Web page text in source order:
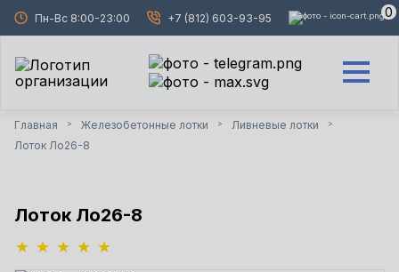
Пн-Вс 8:00-23:00 +7 (812) 603-93-95 0
Главная > Железобетонные лотки > Ливневые лотки >
Лоток Ло26-8
Лоток Ло26-8